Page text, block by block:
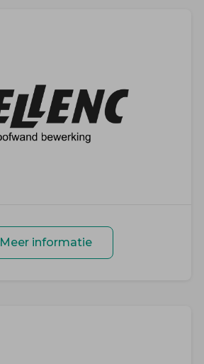
Meer informatie